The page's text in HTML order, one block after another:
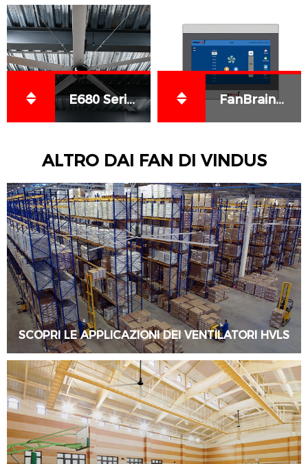
E680 Series HVLS Fans FanBrain™– Next-Generation HVLS Control System
ALTRO DAI FAN DI VINDUS
SCOPRI LE APPLICAZIONI DEI VENTILATORI HVLS
SAPERNE DI PIÙ